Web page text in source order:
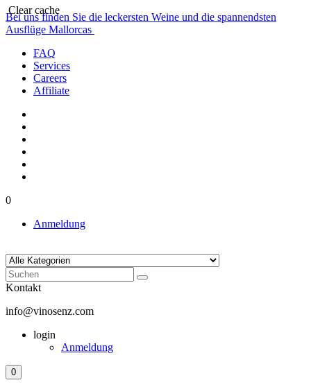
Bei uns finden Sie die leckersten Weine und die spannendsten
Ausflüge Mallorcas
FAQ
Services
Careers
Affiliate
0
Anmeldung
Kontakt
info@vinosenz.com
login
Anmeldung
0
Clear cache